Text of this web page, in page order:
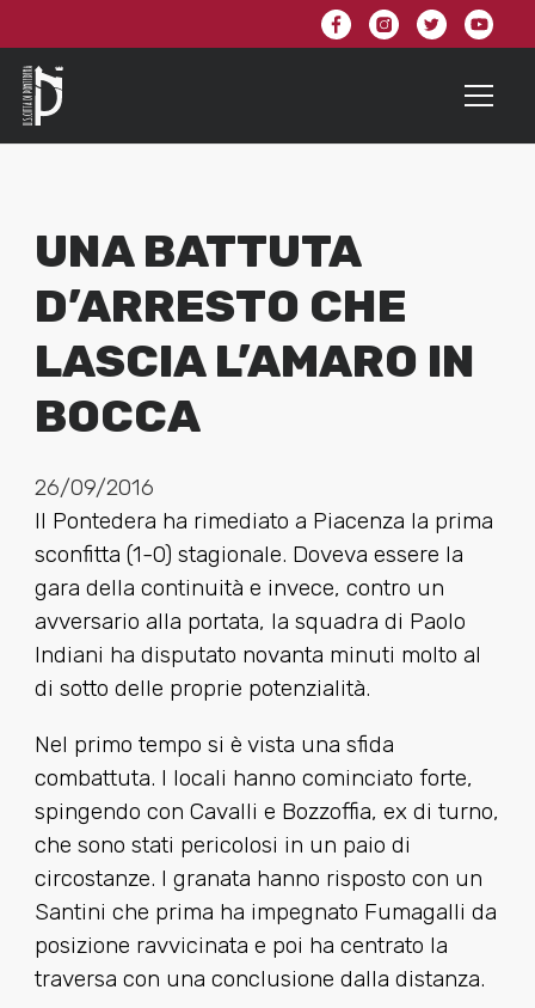
UNA BATTUTA
D’ARRESTO CHE
LASCIA L’AMARO IN
BOCCA
26/09/2016
Il Pontedera ha rimediato a Piacenza la prima
sconfitta (1-0) stagionale. Doveva essere la
gara della continuità e invece, contro un
avversario alla portata, la squadra di Paolo
Indiani ha disputato novanta minuti molto al
di sotto delle proprie potenzialità.
Nel primo tempo si è vista una sfida
combattuta. I locali hanno cominciato forte,
spingendo con Cavalli e Bozzoffia, ex di turno,
che sono stati pericolosi in un paio di
circostanze. I granata hanno risposto con un
Santini che prima ha impegnato Fumagalli da
posizione ravvicinata e poi ha centrato la
traversa con una conclusione dalla distanza.